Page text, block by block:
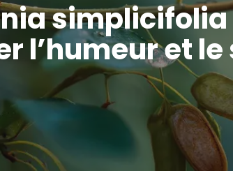
simplicifolia
l’humeur et